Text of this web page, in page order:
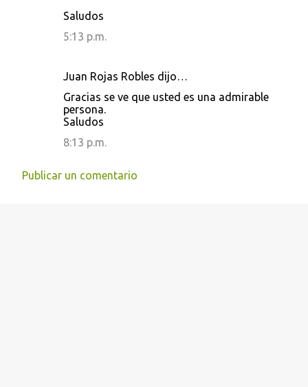
Saludos
5:13 p.m.
Juan Rojas Robles dijo…
Gracias se ve que usted es una admirable
persona.
Saludos
8:13 p.m.
Publicar un comentario